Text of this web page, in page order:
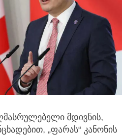
მდივნის,
„ფარას“ კანონის